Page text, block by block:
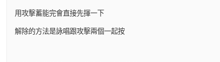
用攻擊蓄能完會直接先揮一下
解除的方法是詠唱跟攻擊兩個一起按